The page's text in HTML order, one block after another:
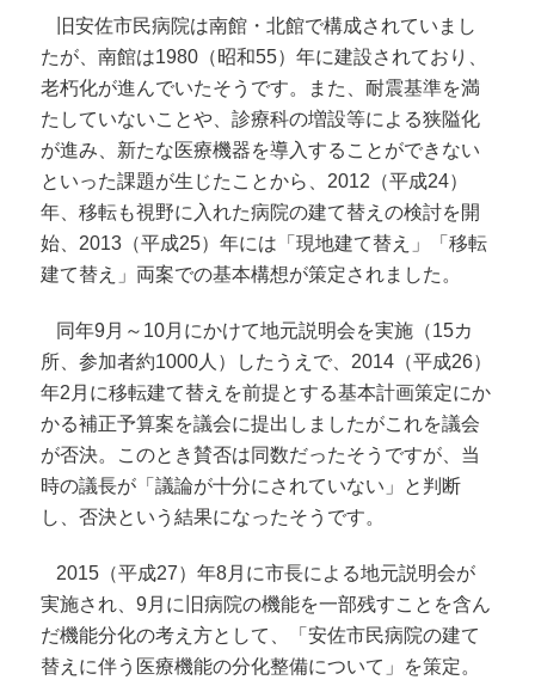
旧安佐市民病院は南館・北館で構成されていまし
たが、南館は1980（昭和55）年に建設されており、
老朽化が進んでいたそうです。また、耐震基準を満
たしていないことや、診療科の増設等による狭隘化
が進み、新たな医療機器を導入することができない
といった課題が生じたことから、2012（平成24）
年、移転も視野に入れた病院の建て替えの検討を開
始、2013（平成25）年には「現地建て替え」「移転
建て替え」両案での基本構想が策定されました。
同年9月～10月にかけて地元説明会を実施（15カ
所、参加者約1000人）したうえで、2014（平成26）
年2月に移転建て替えを前提とする基本計画策定にか
かる補正予算案を議会に提出しましたがこれを議会
が否決。このとき賛否は同数だったそうですが、当
時の議長が「議論が十分にされていない」と判断
し、否決という結果になったそうです。
2015（平成27）年8月に市長による地元説明会が
実施され、9月に旧病院の機能を一部残すことを含ん
だ機能分化の考え方として、「安佐市民病院の建て
替えに伴う医療機能の分化整備について」を策定。